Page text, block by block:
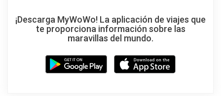
¡Descarga MyWoWo! La aplicación de viajes que
te proporciona información sobre las
maravillas del mundo.